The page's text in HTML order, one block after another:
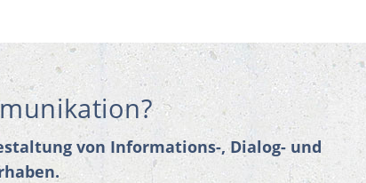
von Informations-, Dialog- und